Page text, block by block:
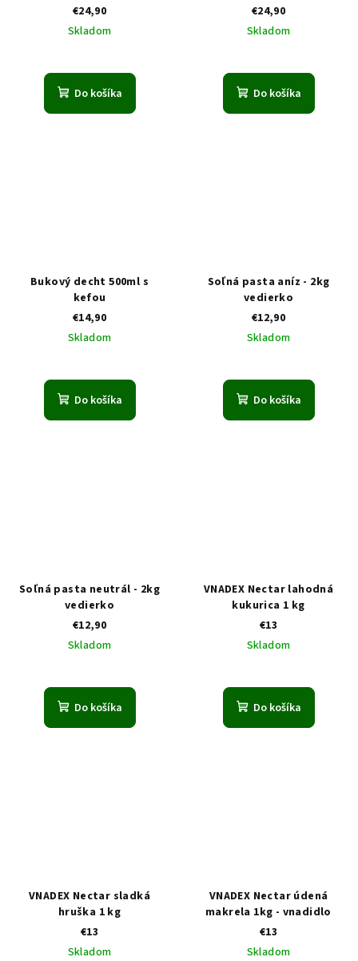
€24,90
Skladom
Do košíka
€24,90
Skladom
Do košíka
Bukový decht 500ml s
kefou
€14,90
Skladom
Do košíka
Soľná pasta aníz - 2kg
vedierko
€12,90
Skladom
Do košíka
Soľná pasta neutrál - 2kg
vedierko
€12,90
Skladom
Do košíka
VNADEX Nectar lahodná
kukurica 1 kg
€13
Skladom
Do košíka
VNADEX Nectar sladká
hruška 1 kg
€13
Skladom
VNADEX Nectar údená
makrela 1kg - vnadidlo
€13
Skladom